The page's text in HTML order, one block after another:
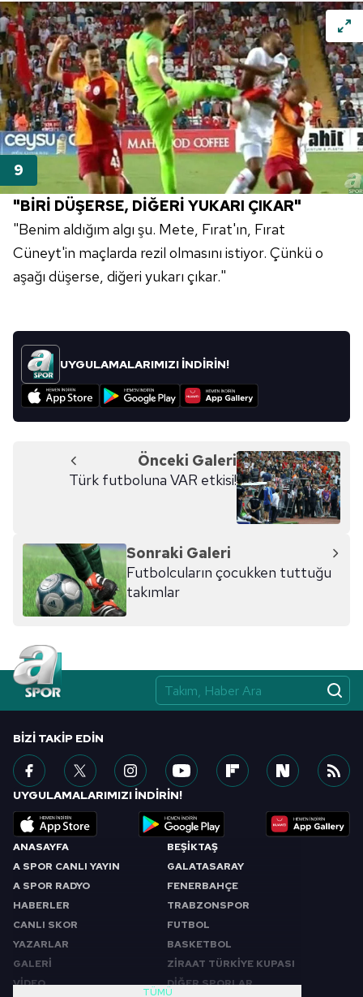
"BİRİ DÜŞERSE, DİĞERİ YUKARI ÇIKAR"
"Benim aldığım algı şu. Mete, Fırat'ın, Fırat
Cüneyt'in maçlarda rezil olmasını istiyor. Çünkü o
aşağı düşerse, diğeri yukarı çıkar."
UYGULAMALARIMIZI İNDİRİN!
Önceki Galeri
Türk futboluna VAR etkisi!
Sonraki Galeri
Futbolcuların çocukken tuttuğu
takımlar
ANASAYFA
A SPOR CANLI YAYIN
A SPOR RADYO
HABERLER
CANLI SKOR
YAZARLAR
GALERİ
VİDEO
BEŞİKTAŞ
GALATASARAY
FENERBAHÇE
TRABZONSPOR
FUTBOL
BASKETBOL
ZİRAAT TÜRKİYE KUPASI
DİĞER SPORLAR
TÜMÜ
BIZI TAKIP EDIN
UYGULAMALARIMIZI İNDİRİN!